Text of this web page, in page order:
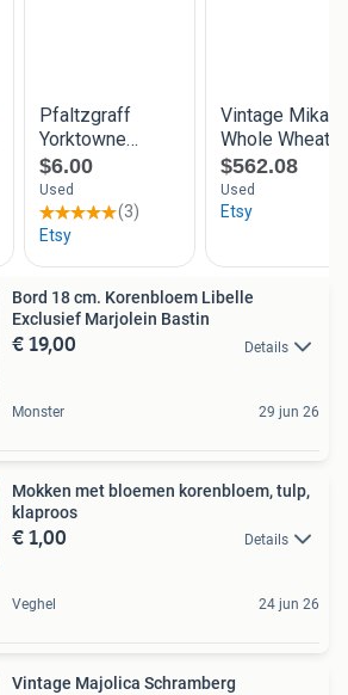
Bord 18 cm. Korenbloem Libelle
Exclusief Marjolein Bastin
€ 19,00 Details
Monster 29 jun 26
Mokken met bloemen korenbloem, tulp,
klaproos
€ 1,00 Details
Veghel 24 jun 26
Vintage Majolica Schramberg